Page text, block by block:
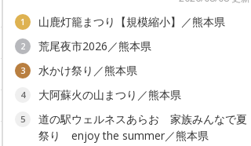
1 山鹿灯籠まつり【規模縮小】／熊本県
2 荒尾夜市2026／熊本県
3 水かけ祭り／熊本県
4 大阿蘇火の山まつり／熊本県
5
道の駅ウェルネスあらお 家族みんなで夏
祭り enjoy the summer／熊本県